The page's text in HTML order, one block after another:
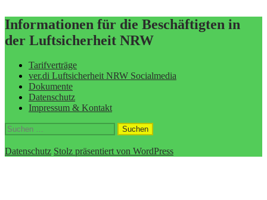
Informationen für die Beschäftigten in
der Luftsicherheit NRW
Tarifverträge
ver.di Luftsicherheit NRW Socialmedia
Dokumente
Datenschutz
Impressum & Kontakt
Suchen
nach:
Datenschutz Stolz präsentiert von WordPress